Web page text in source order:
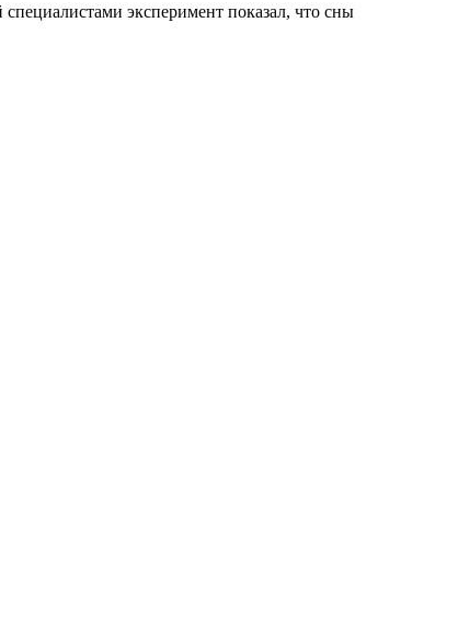
эксперимент показал, что сны